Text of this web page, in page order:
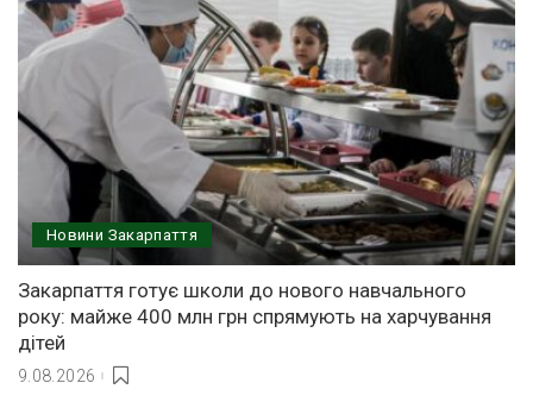
Новини Закарпаття
Закарпаття готує школи до нового навчального
року: майже 400 млн грн спрямують на харчування
дітей
9.08.2026